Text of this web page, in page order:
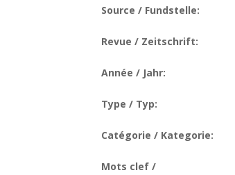
Source / Fundstelle:
Revue / Zeitschrift:
Année / Jahr:
Type / Typ:
Catégorie / Kategorie:
Mots clef /